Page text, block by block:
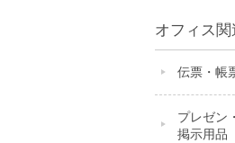
オフィス
伝票・帳
プレゼン
掲示用品